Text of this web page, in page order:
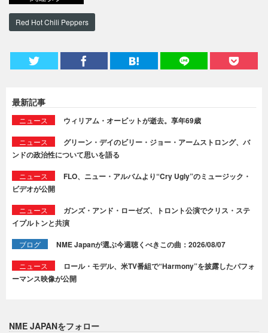
Red Hot Chili Peppers
最新記事
ニュース ウィリアム・オービットが逝去。享年69歳
ニュース
グリーン・デイのビリー・ジョー・アームストロング、バ
ンドの政治性について思いを語る
ニュース
FLO、ニュー・アルバムより“Cry Ugly”のミュージック・
ビデオが公開
ニュース
ガンズ・アンド・ローゼズ、トロント公演でクリス・ステ
イプルトンと共演
ブログ NME Japanが選ぶ今週聴くべきこの曲：2026/08/07
ニュース
ロール・モデル、米TV番組で“Harmony”を披露したパフォ
ーマンス映像が公開
NME JAPANをフォロー